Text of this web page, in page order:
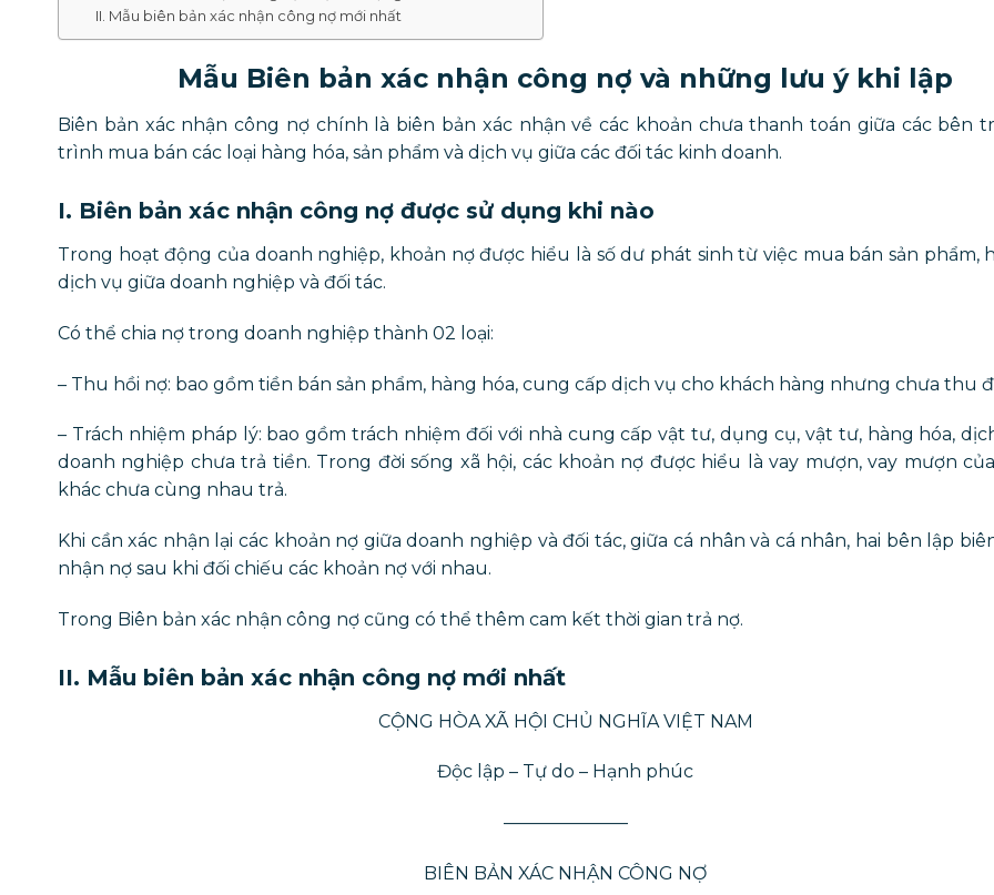
II. Mẫu biên bản xác nhận công nợ mới nhất
Mẫu Biên bản xác nhận công nợ và những lưu ý khi lập
Biên bản xác nhận công nợ chính là biên bản xác nhận về các khoản chưa thanh toán giữa các bên
trình mua bán các loại hàng hóa, sản phẩm và dịch vụ giữa các đối tác kinh doanh.
I. Biên bản xác nhận công nợ được sử dụng khi nào
Trong hoạt động của doanh nghiệp, khoản nợ được hiểu là số dư phát sinh từ việc mua bán sản phẩm,
dịch vụ giữa doanh nghiệp và đối tác.
Có thể chia nợ trong doanh nghiệp thành 02 loại:
– Thu hồi nợ: bao gồm tiền bán sản phẩm, hàng hóa, cung cấp dịch vụ cho khách hàng nhưng chưa thu
– Trách nhiệm pháp lý: bao gồm trách nhiệm đối với nhà cung cấp vật tư, dụng cụ, vật tư, hàng hóa,
doanh nghiệp chưa trả tiền. Trong đời sống xã hội, các khoản nợ được hiểu là vay mượn, vay mượn
khác chưa cùng nhau trả.
Khi cần xác nhận lại các khoản nợ giữa doanh nghiệp và đối tác, giữa cá nhân và cá nhân, hai bên lập
nhận nợ sau khi đối chiếu các khoản nợ với nhau.
Trong Biên bản xác nhận công nợ cũng có thể thêm cam kết thời gian trả nợ.
II. Mẫu biên bản xác nhận công nợ mới nhất
CỘNG HÒA XÃ HỘI CHỦ NGHĨA VIỆT NAM
Độc lập – Tự do – Hạnh phúc
———————
BIÊN BẢN XÁC NHẬN CÔNG NỢ